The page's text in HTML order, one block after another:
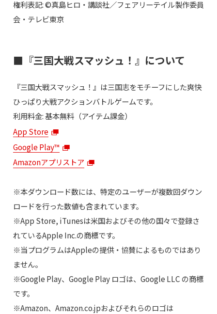
権利表記: ©真島ヒロ・講談社／フェアリーテイル製作委員
会・テレビ東京
■『三国大戦スマッシュ！』について
『三国大戦スマッシュ！』は三国志をモチーフにした爽快
ひっぱり大戦アクションバトルゲームです。
利用料金: 基本無料（アイテム課金）
App Store
Google Play™
Amazonアプリストア
※本ダウンロード数には、特定のユーザーが複数回ダウン
ロードを行った数値も含まれています。
※App Store, iTunesは米国およびその他の国々で登録さ
れているApple Inc.の商標です。
※当プログラムはAppleの提供・協賛によるものではあり
ません。
※Google Play、Google Play ロゴは、Google LLC の商標
です。
※Amazon、Amazon.co.jpおよびそれらのロゴは